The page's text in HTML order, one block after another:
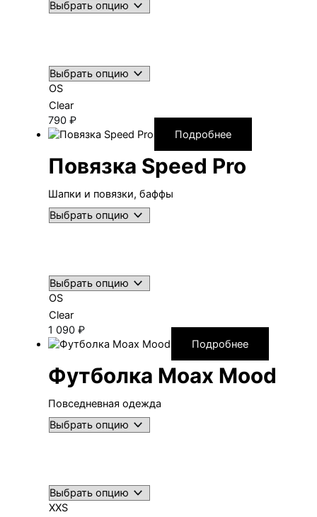
OS
Clear
790 ₽
Подробнее
Повязка Speed Pro
Шапки и повязки, баффы
OS
Clear
1 090 ₽
Подробнее
Футболка Moax Mood
Повседневная одежда
XXS